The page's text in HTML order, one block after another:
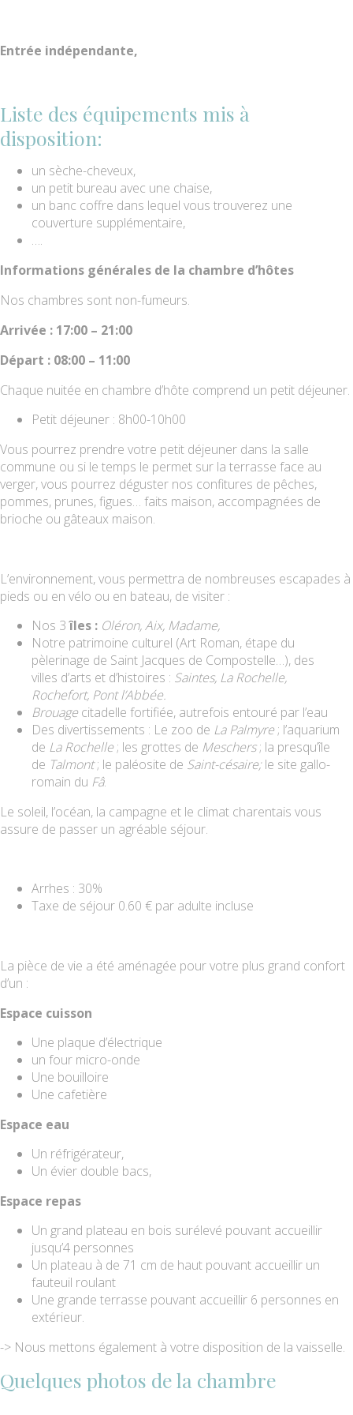
Entrée indépendante,
Liste des équipements mis à
disposition:
un sèche-cheveux,
un petit bureau avec une chaise,
un banc coffre dans lequel vous trouverez une
couverture supplémentaire,
….
Informations générales de la chambre d’hôtes
Nos chambres sont non-fumeurs.
Arrivée : 17:00 – 21:00
Départ : 08:00 – 11:00
Chaque nuitée en chambre d’hôte comprend un petit déjeuner.
Petit déjeuner : 8h00-10h00
Vous pourrez prendre votre petit déjeuner dans la salle
commune ou si le temps le permet sur la terrasse face au
verger, vous pourrez déguster nos confitures de pêches,
pommes, prunes, figues… faits maison, accompagnées de
brioche ou gâteaux maison.
L’environnement, vous permettra de nombreuses escapades à
pieds ou en vélo ou en bateau, de visiter :
Nos 3îles : Oléron, Aix, Madame,
Notre patrimoine culturel (Art Roman, étape du
pèlerinage de Saint Jacques de Compostelle…), des
villes d’arts et d’histoires : Saintes, La Rochelle,
Rochefort, Pont l’Abbée.
Brouage citadelle fortifiée, autrefois entouré par l’eau
Des divertissements : Le zoo de La Palmyre ; l’aquarium
de La Rochelle ; les grottes de Meschers; la presqu’île
de Talmont; le paléosite de Saint-césaire;le site gallo-
romain du Fâ.
Le soleil, l’océan, la campagne et le climat charentais vous
assure de passer un agréable séjour.
Arrhes : 30%
Taxe de séjour 0.60 € par adulte incluse
La pièce de vie a été aménagée pour votre plus grand confort
d’un :
Espace cuisson
Une plaque d’électrique
un four micro-onde
Une bouilloire
Une cafetière
Espace eau
Un réfrigérateur,
Un évier double bacs,
Espace repas
Un grand plateau en bois surélevé pouvant accueillir
jusqu’4 personnes
Un plateau à de 71 cm de haut pouvant accueillir un
fauteuil roulant
Une grande terrasse pouvant accueillir 6 personnes en
extérieur.
-> Nous mettons également à votre disposition de la vaisselle.
Quelques photos de la chambre